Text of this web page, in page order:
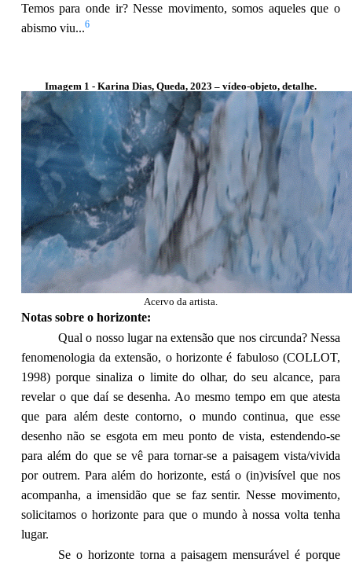
Temos para onde ir? Nesse movimento, somos aqueles que o
abismo viu...6
Imagem 1 - Karina Dias, Queda, 2023 – vídeo-objeto, detalhe.
Acervo da artista.
Notas sobre o horizonte:
Qual o nosso lugar na extensão que nos circunda? Nessa
fenomenologia da extensão, o horizonte é fabuloso (COLLOT,
1998) porque sinaliza o limite do olhar, do seu alcance, para
revelar o que daí se desenha. Ao mesmo tempo em que atesta
que para além deste contorno, o mundo continua, que esse
desenho não se esgota em meu ponto de vista, estendendo-se
para além do que se vê para tornar-se a paisagem vista/vivida
por outrem. Para além do horizonte, está o (in)visível que nos
acompanha, a imensidão que se faz sentir. Nesse movimento,
solicitamos o horizonte para que o mundo à nossa volta tenha
lugar.
Se o horizonte torna a paisagem mensurável é porque